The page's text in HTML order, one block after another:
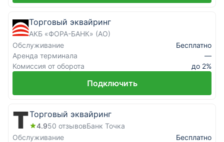
Торговый эквайринг
АКБ «ФОРА-БАНК» (АО)
Обслуживание
Бесплатно
Аренда терминала
—
Комиссия от оборота
до 2%
Подключить
Торговый эквайринг
4.950 отзывовБанк Точка
Обслуживание
Бесплатно